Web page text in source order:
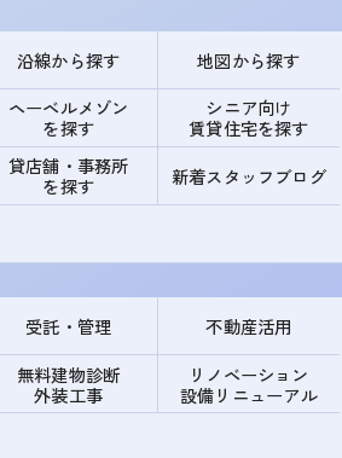
沿線から探す 地図から探す
ヘーベルメゾン
を探す
シニア向け
賃貸住宅を探す
貸店舗・事務所
を探す
新着スタッフブログ
受託・管理 不動産活用
無料建物診断
外装工事
リノベーション
設備リニューアル